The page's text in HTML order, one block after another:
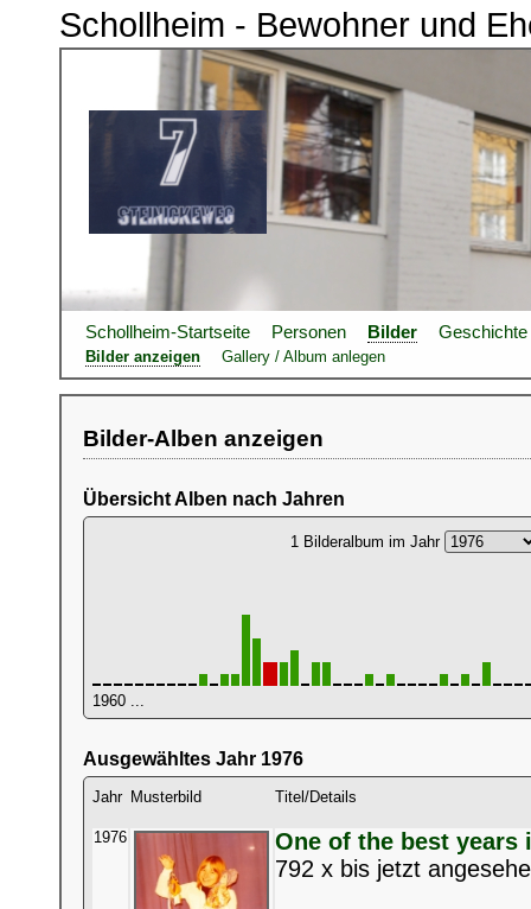
Schollheim - Bewohner und
Schollheim-Startseite Personen Bilder Geschichte
Bilder anzeigen Gallery / Album anlegen
Bilder-Alben anzeigen
Übersicht Alben nach Jahren
1 Bilderalbum im Jahr
1960 ...
Ausgewähltes Jahr 1976
Jahr Musterbild Titel/Details
1976
One of the best years
792 x bis jetzt